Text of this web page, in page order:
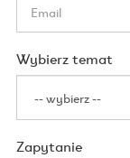
Wybierz temat
Zapytanie